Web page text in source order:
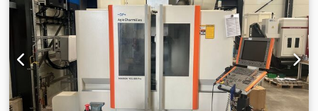
trovilinskim steznim glavama B-206 za glavnu vreteno -
KITAGAWA trovilinskim steznim glavama B-205 za drugu
vreteno - Merna sonda alata (Tool Eye) - C-os - Y-os -
Interfejs za automatski utovarivač šipki - Automatski hvatač
delova - Ojačana pumpa za rashladnu tečnost Djdpfx Anjy
S A Risuokr - 8 kom. fiksnih držača alata - 2 kom. pogonjena
držača alata